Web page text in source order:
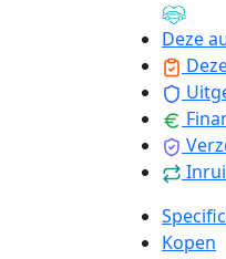
Deze
Kopen